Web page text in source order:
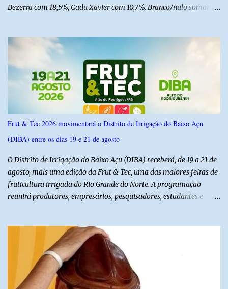
Bezerra com 18,5%, Cadu Xavier com 10,7%. Branco/nulo somaram
do Norte entre os dias 18 e 22 de junho de 2026. O levantamento
possui margem de erro de 2,5 pontos percentuais e nível de
confiança de 95%. Registro no TSE: RN-09520/2026
Frut & Tec 2026 movimentará o Distrito de Irrigação do Baixo Açu
(DIBA) entre os dias 19 e 21 de agosto
O Distrito de Irrigação do Baixo Açu (DIBA) receberá, de 19 a 21 de
agosto, mais uma edição da Frut & Tec, uma das maiores feiras de
fruticultura irrigada do Rio Grande do Norte. A programação
reunirá produtores, empresários, pesquisadores, estudantes e
instituições e tecnologias voltadas ao setor. Além das atividades
técnicas, a feira contará com programação cultural. No dia 20 de
agosto, o público poderá prestigiar o show de humor com Mução,
seguido de apresentação musical de Vê Barreto. A Frut & Tec
reforça a importância do Distrito de Irrigação do Baixo Açu como